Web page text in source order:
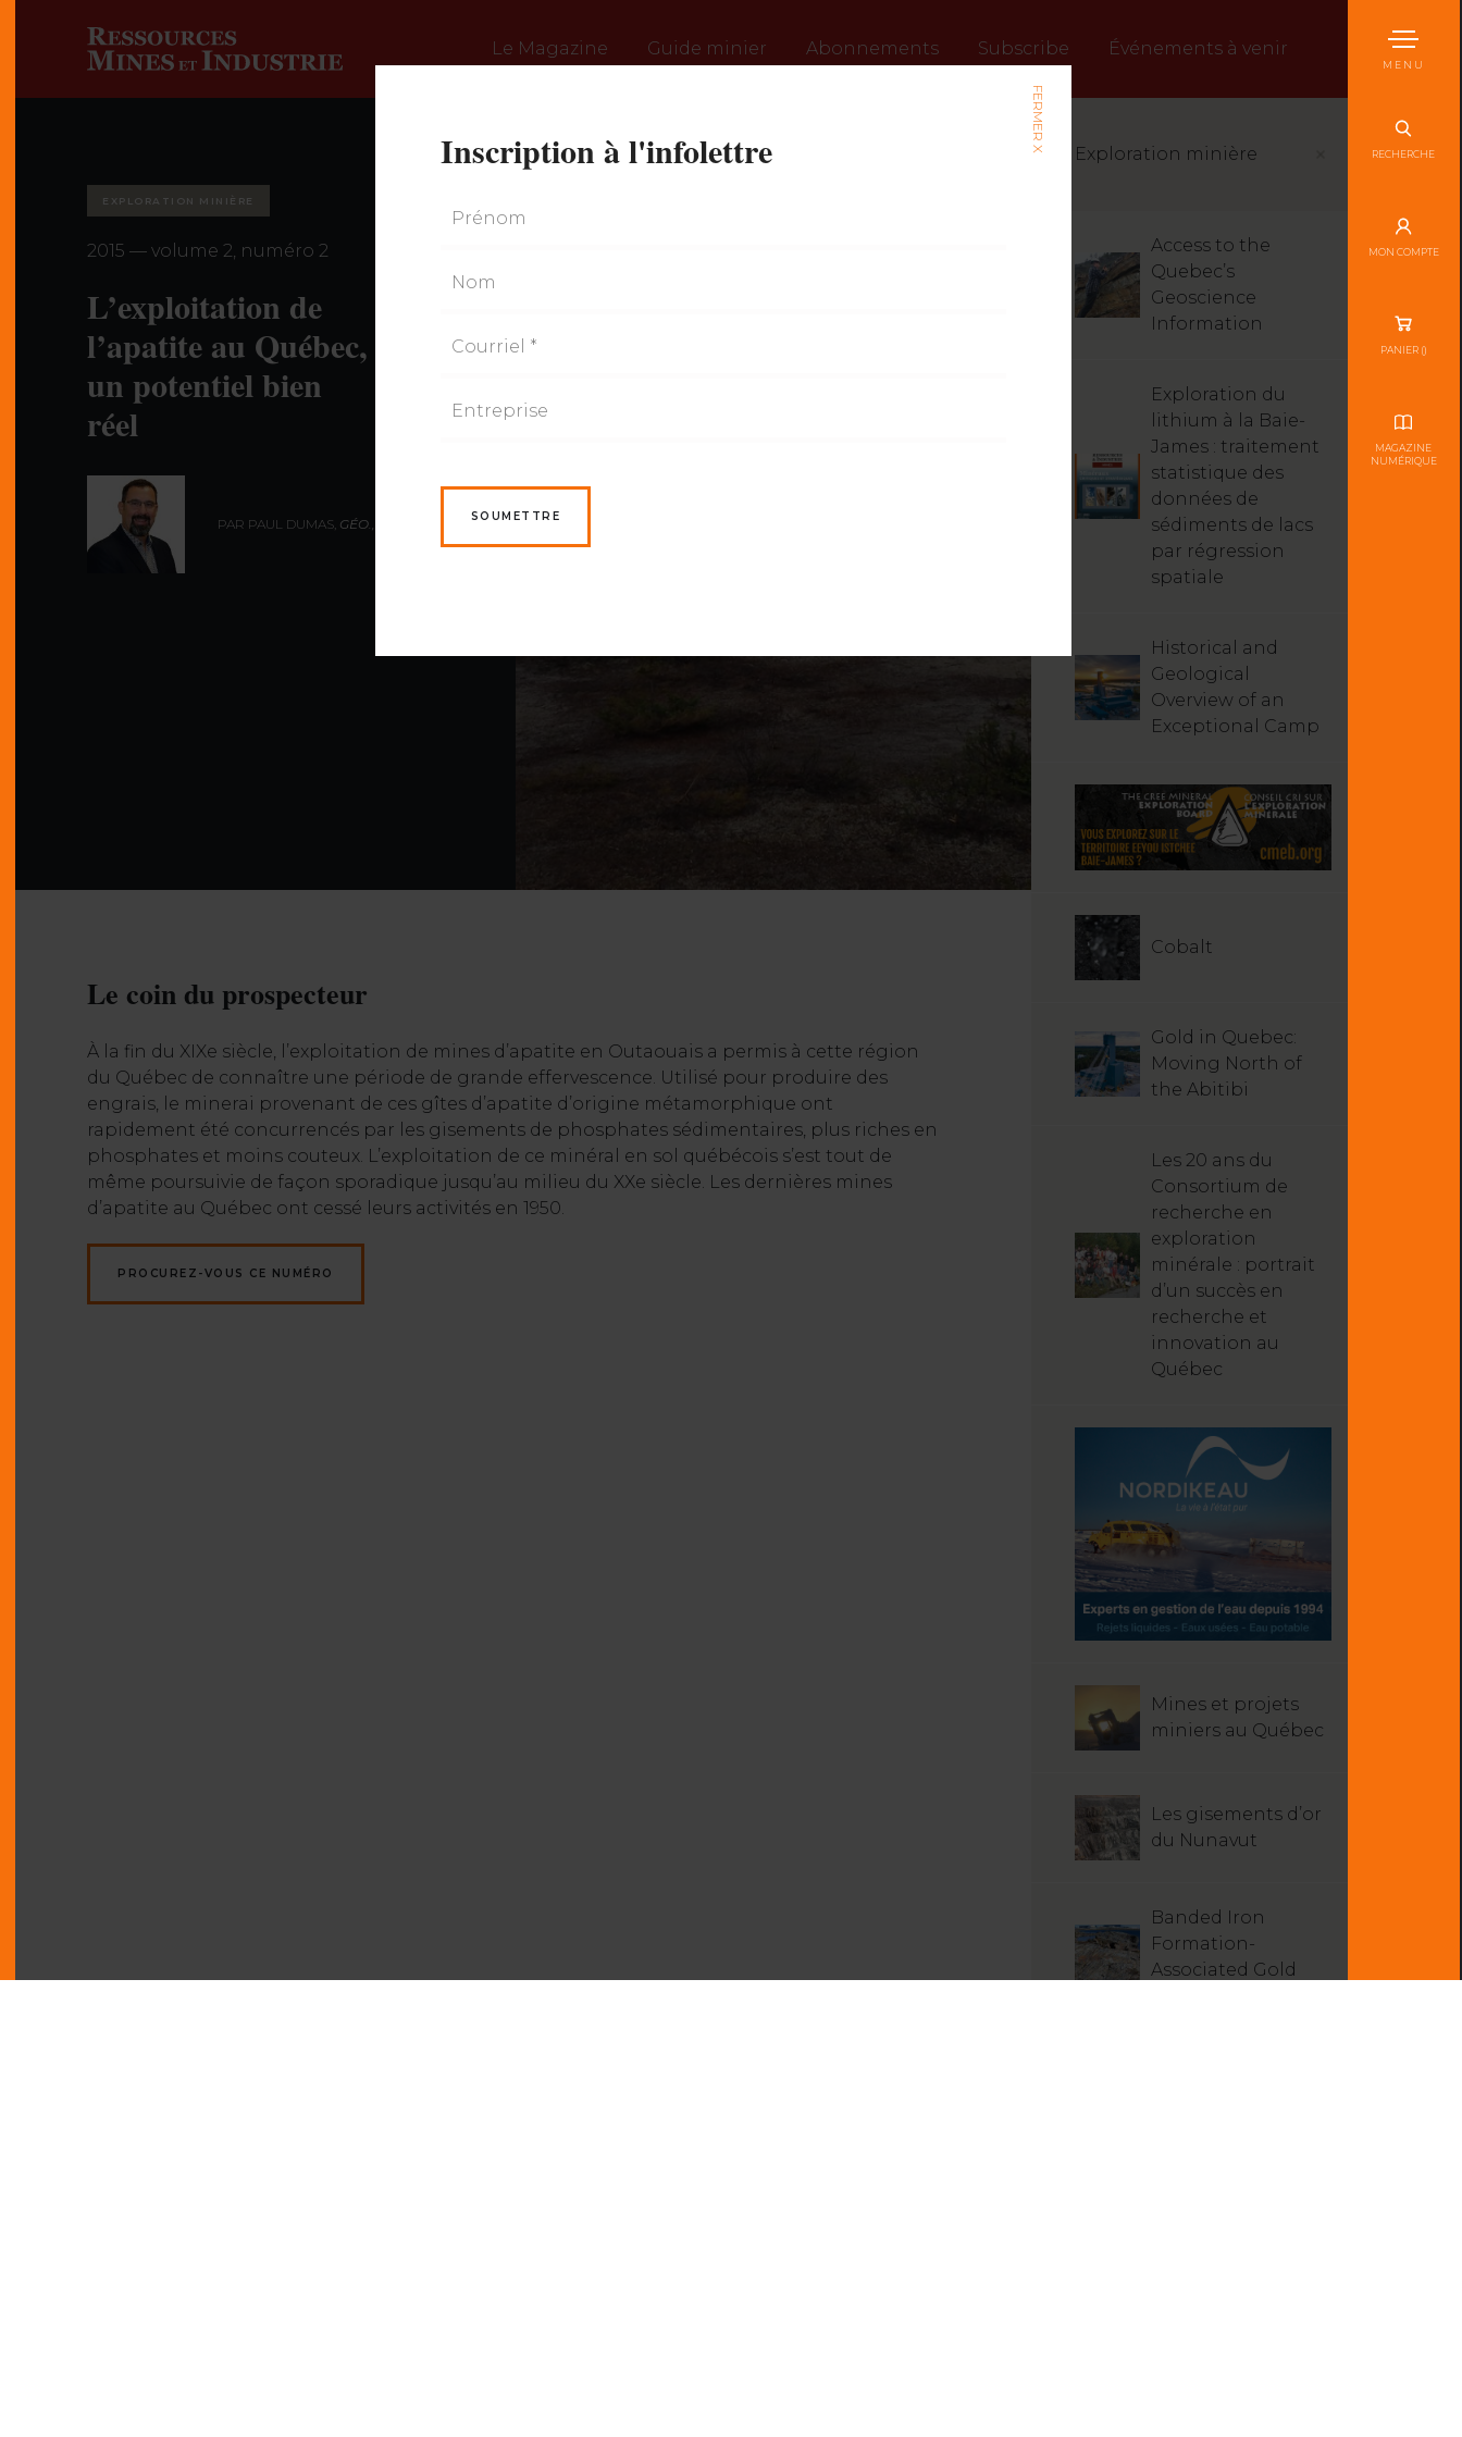
Le Magazine Guide minier Abonnements Subscribe Événements à venir
MENU
RECHERCHE
MON COMPTE
PANIER ()
MAGAZINE
NUMÉRIQUE
EXPLORATION MINIÈRE
2015 — volume 2, numéro 2
L’exploitation de
l’apatite au Québec,
un potentiel bien
réel
PAR PAUL DUMAS, GÉO., MBA
Le coin du prospecteur
À la fin du XIXe siècle, l’exploitation de mines d’apatite en Outaouais a permis à cette région
du Québec de connaître une période de grande effervescence. Utilisé pour produire des
engrais, le minerai provenant de ces gîtes d’apatite d’origine métamorphique ont
rapidement été concurrencés par les gisements de phosphates sédimentaires, plus riches en
phosphates et moins couteux. L’exploitation de ce minéral en sol québécois s’est tout de
même poursuivie de façon sporadique jusqu’au milieu du XXe siècle. Les dernières mines
d’apatite au Québec ont cessé leurs activités en 1950.
PROCUREZ-VOUS CE NUMÉRO
Exploration minière
Access to the
Quebec’s
Geoscience
Information
Exploration du
lithium à la Baie-
James : traitement
statistique des
données de
sédiments de lacs
par régression
spatiale
Historical and
Geological
Overview of an
Exceptional Camp
Cobalt
Gold in Quebec:
Moving North of
the Abitibi
Les 20 ans du
Consortium de
recherche en
exploration
minérale : portrait
d’un succès en
recherche et
innovation au
Québec
Mines et projets
miniers au Québec
Les gisements d’or
du Nunavut
Banded Iron
Formation-
Associated Gold
FERMER X
Inscription à l'infolettre
SOUMETTRE